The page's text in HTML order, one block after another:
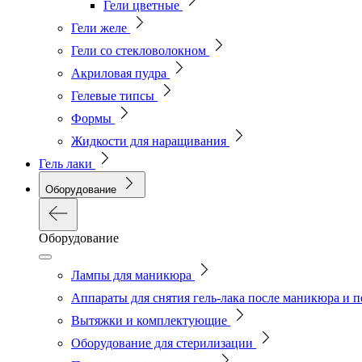
Гели цветные
Гели желе
Гели со стекловолокном
Акриловая пудра
Гелевые типсы
Формы
Жидкости для наращивания
Гель лаки
Оборудование
Оборудование
Лампы для маникюра
Аппараты для снятия гель-лака после маникюра и
Вытяжки и комплектующие
Оборудование для стерилизации